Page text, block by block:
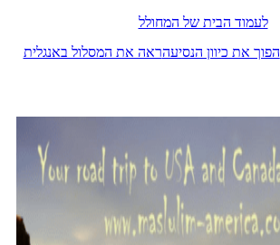
לעמוד הבית של המחולל
הפוך את כיוון הנסיעהראה את המסלול באנגלית